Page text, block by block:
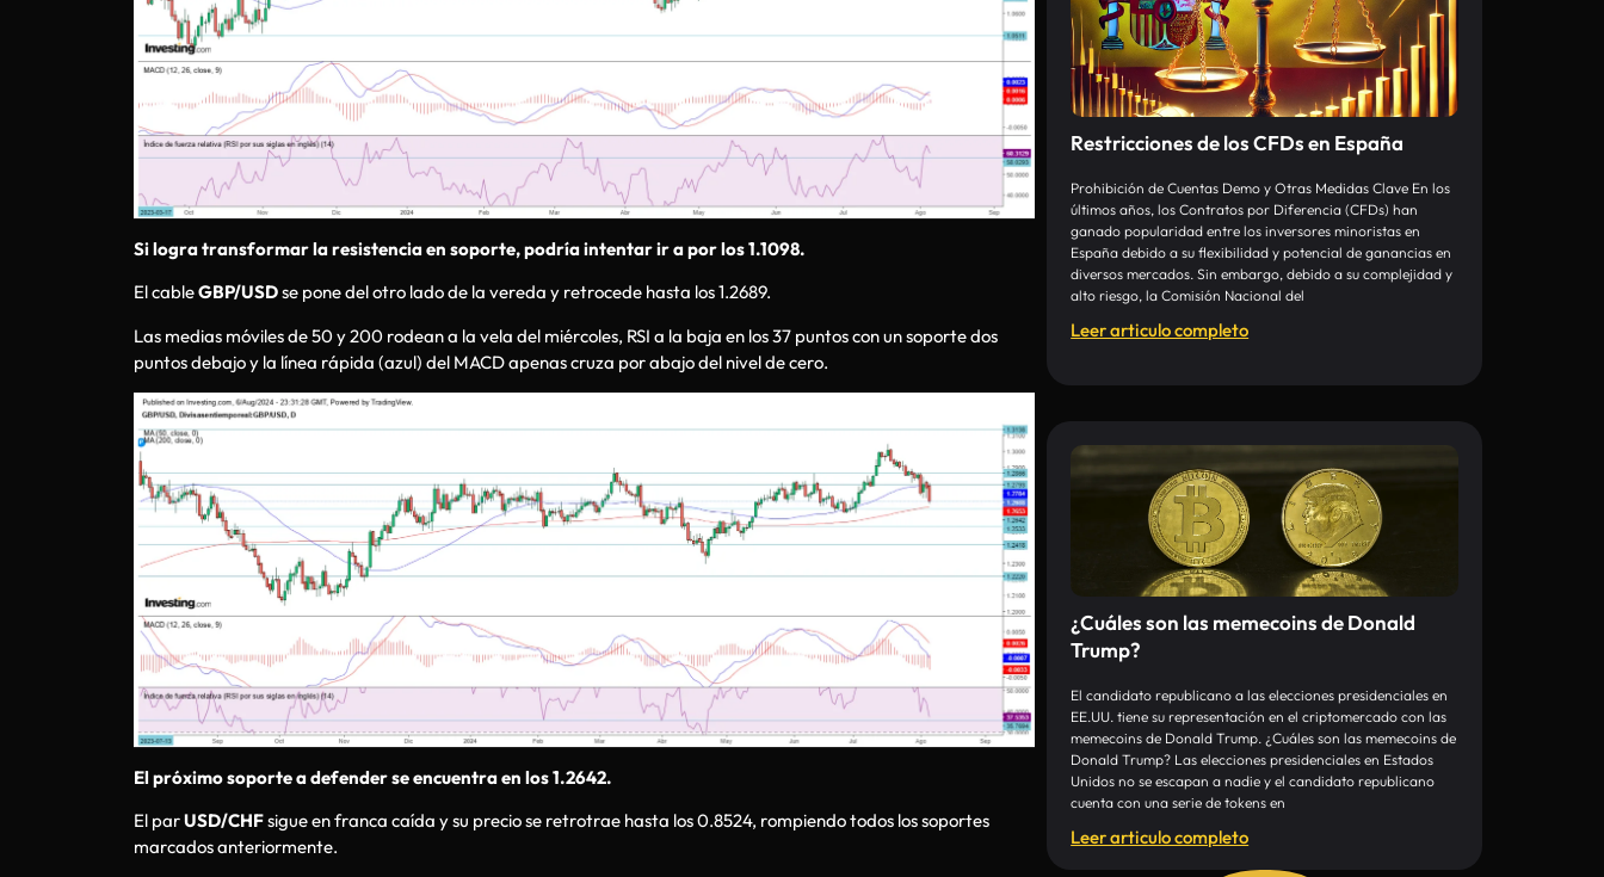
Si logra transformar la resistencia en soporte, podría intentar ir a por los 1.1098.
El cableGBP/USDse pone del otro lado de la vereda y retrocede hasta los 1.2689.
Las medias móviles de 50 y 200 rodean a la vela del miércoles, RSI a la baja en los 37 puntos con un soporte dos
puntos debajo y la línea rápida (azul) del MACD apenas cruza por abajo del nivel de cero.
El próximo soporte a defender se encuentra en los 1.2642.
El parUSD/CHFsigue en franca caída y su precio se retrotrae hasta los 0.8524, rompiendo todos los soportes
marcados anteriormente.
Restricciones de los CFDs en España
Prohibición de Cuentas Demo y Otras Medidas Clave En los
últimos años, los Contratos por Diferencia (CFDs) han
ganado popularidad entre los inversores minoristas en
España debido a su flexibilidad y potencial de ganancias en
diversos mercados. Sin embargo, debido a su complejidad y
alto riesgo, la Comisión Nacional del
Leer articulo completo
¿Cuáles son las memecoins de Donald
Trump?
El candidato republicano a las elecciones presidenciales en
EE.UU. tiene su representación en el criptomercado con las
memecoins de Donald Trump. ¿Cuáles son las memecoins de
Donald Trump? Las elecciones presidenciales en Estados
Unidos no se escapan a nadie y el candidato republicano
cuenta con una serie de tokens en
Leer articulo completo